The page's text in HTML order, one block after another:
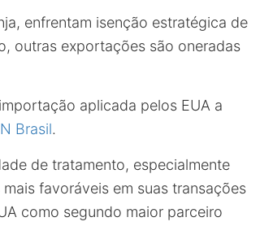
enfrentam isenção estratégica de
outras exportações são oneradas
aplicada pelos EUA a
Brasil.
de tratamento, especialmente
favoráveis em suas transações
como segundo maior parceiro